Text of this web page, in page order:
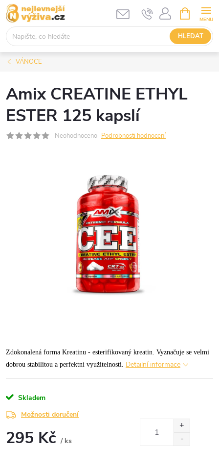
Přejít
na
obsah
HLEDAT
NÁKUPNÍ
KOŠÍK
VÁNOCE
Amix CREATINE ETHYL
ESTER 125 kapslí
Neohodnoceno Podrobnosti hodnocení
Zdokonalená forma Kreatinu - esterifikovaný kreatin. Vyznačuje se velmi
dobrou stabilitou a perfektní využitelností. Detailní informace
Skladem
Možnosti doručení
295 Kč / ks